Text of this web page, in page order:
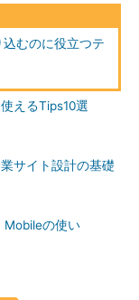
むのに役立つテ
えるTips10選
サイト設計の基礎
Mobileの使い